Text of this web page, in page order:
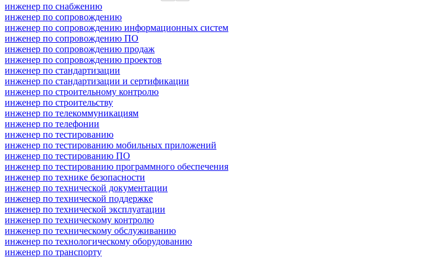
инженер по снабжению
инженер по сопровождению
инженер по сопровождению информационных систем
инженер по сопровождению ПО
инженер по сопровождению продаж
инженер по сопровождению проектов
инженер по стандартизации
инженер по стандартизации и сертификации
инженер по строительному контролю
инженер по строительству
инженер по телекоммуникациям
инженер по телефонии
инженер по тестированию
инженер по тестированию мобильных приложений
инженер по тестированию ПО
инженер по тестированию программного обеспечения
инженер по технике безопасности
инженер по технической документации
инженер по технической поддержке
инженер по технической эксплуатации
инженер по техническому контролю
инженер по техническому обслуживанию
инженер по технологическому оборудованию
инженер по транспорту